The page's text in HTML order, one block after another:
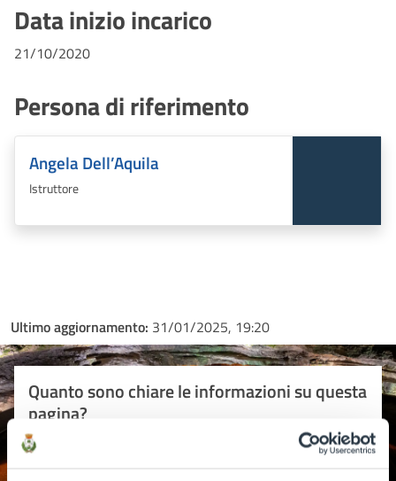
Data inizio incarico
21/10/2020
Persona di riferimento
Angela Dell’Aquila
Istruttore
Ultimo aggiornamento: 31/01/2025, 19:20
Quanto sono chiare le informazioni su questa
pagina?